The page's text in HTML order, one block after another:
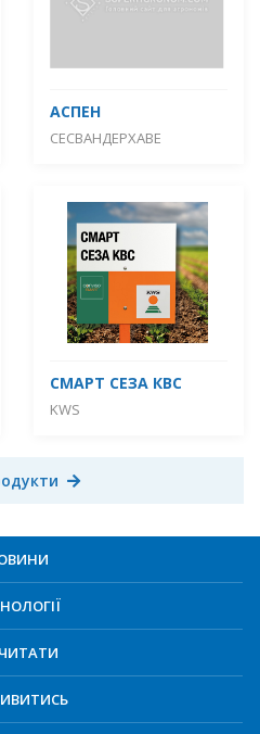
АСПЕН
СЕСВАНДЕРХАВЕ
СМАРТ СЕЗА КВС
KWS